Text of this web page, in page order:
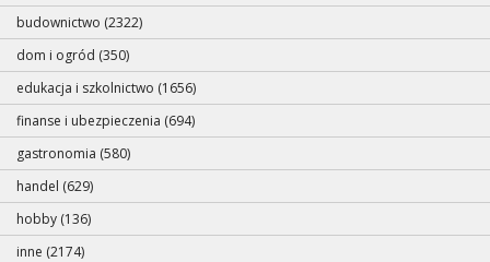
budownictwo (2322)
dom i ogród (350)
edukacja i szkolnictwo (1656)
finanse i ubezpieczenia (694)
gastronomia (580)
handel (629)
hobby (136)
inne (2174)